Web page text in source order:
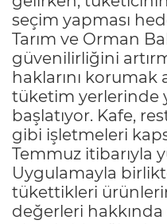
seçim yapması
Tarım ve Orman
güvenilirliğini
haklarını korumak
tüketim yerlerinde
başlatıyor. Kafe,
gibi işletmeleri
Temmuz itibarıyla
Uygulamayla
tükettikleri
değerleri